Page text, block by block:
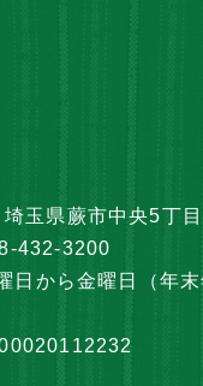
玉県蕨市中央5丁
432-3200
日から金曜日（年